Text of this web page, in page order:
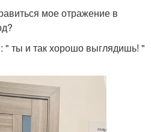
мое отражение в
" ты и так хорошо выглядишь! "